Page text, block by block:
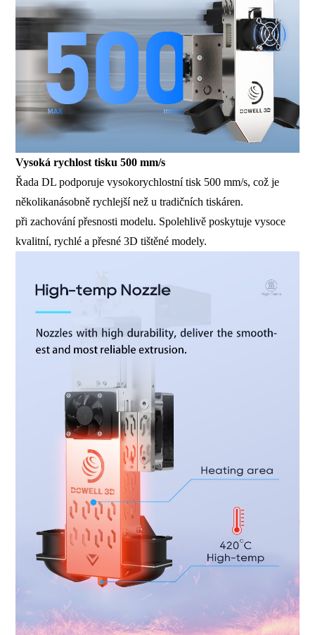
Vysoká rychlost tisku 500 mm/s
Řada DL podporuje vysokorychlostní tisk 500 mm/s, což je
několikanásobně rychlejší než u tradičních tiskáren.
při zachování přesnosti modelu. Spolehlivě poskytuje vysoce
kvalitní, rychlé a přesné 3D tištěné modely.